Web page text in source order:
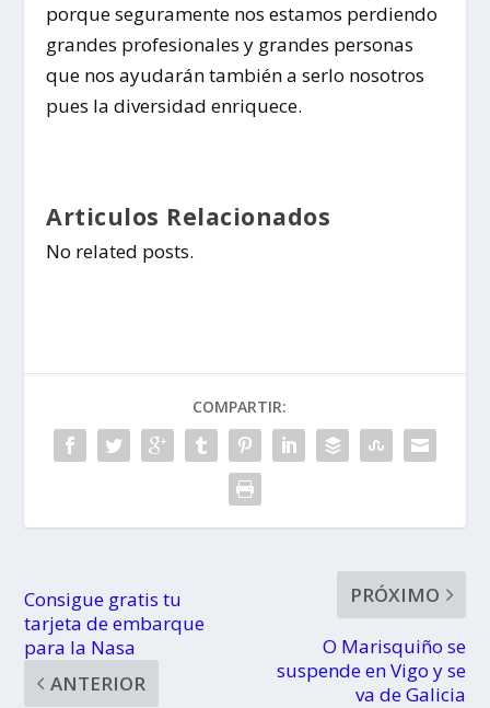
porque seguramente nos estamos perdiendo
grandes profesionales y grandes personas
que nos ayudarán también a serlo nosotros
pues la diversidad enriquece.
Articulos Relacionados
No related posts.
COMPARTIR:
Consigue gratis tu
tarjeta de embarque
para la Nasa
ANTERIOR
PRÓXIMO
O Marisquiño se
suspende en Vigo y se
va de Galicia